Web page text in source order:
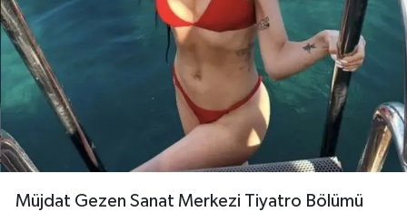
Müjdat Gezen Sanat Merkezi Tiyatro Bölümü